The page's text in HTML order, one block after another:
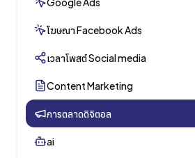
โฆษณา Facebook Ads
เวลาโพสต์ Social media
Content Marketing
การตลาดดิจิตอล
ai